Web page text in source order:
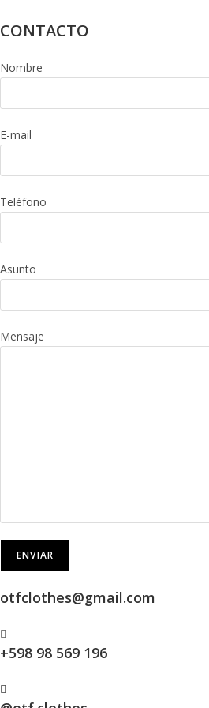
CONTACTO
Nombre
E-mail
Teléfono
Asunto
Mensaje
otfclothes@gmail.com
+598 98 569 196